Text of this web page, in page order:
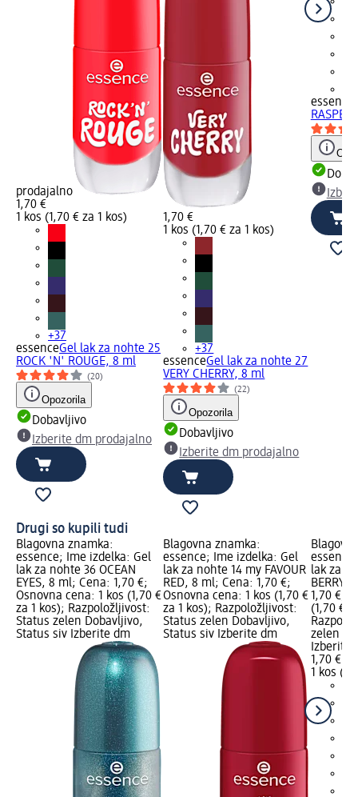
prodajalno
1,70 €
1 kos (1,70 € za 1 kos)
+37
essenceGel lak za nohte 25
ROCK 'N' ROUGE, 8 ml
(20)
Opozorila
Dobavljivo
Izberite dm prodajalno
1,70 €
1 kos (1,70 € za 1 kos)
+37
essenceGel lak za nohte 27
VERY CHERRY, 8 ml
(22)
Opozorila
Dobavljivo
Izberite dm prodajalno
essence
Drugi so kupili tudi
Blagovna znamka:
essence; Ime izdelka: Gel
lak za nohte 36 OCEAN
EYES, 8 ml; Cena: 1,70 €;
Osnovna cena: 1 kos (1,70 €
za 1 kos); Razpoložljivost:
Status zelen Dobavljivo,
Status siv Izberite dm
Blagovna znamka:
essence; Ime izdelka: Gel
lak za nohte 14 my FAVOUR
RED, 8 ml; Cena: 1,70 €;
Osnovna cena: 1 kos (1,70 €
za 1 kos); Razpoložljivost:
Status zelen Dobavljivo,
Status siv Izberite dm
lak za
BERRY
1,70 €;
(1,70 €
zelen
Izberite
1,70 €
1 kos